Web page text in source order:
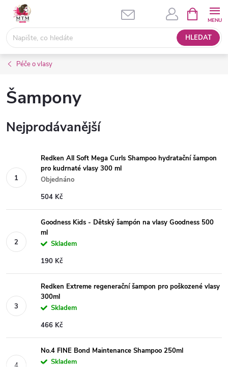
Přejít
obsah
HLEDAT
NÁKUPNÍ
KOŠÍK
Péče o vlasy
Šampony
Nejprodávanější
Redken All Soft Mega Curls Shampoo hydratační šampon
pro kudrnaté vlasy 300 ml
Objednáno
504 Kč
Goodness Kids - Dětský šampón na vlasy Goodness 500
ml
Skladem
190 Kč
Redken Extreme regenerační šampon pro poškozené vlasy
300ml
Skladem
466 Kč
No.4 FINE Bond Maintenance Shampoo 250ml
Skladem